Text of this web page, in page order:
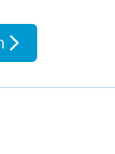
der
arrow_forward_ios